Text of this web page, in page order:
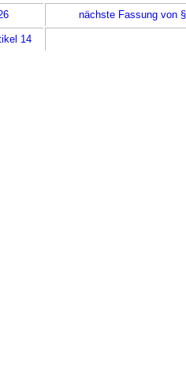
nächste Fassung von
14